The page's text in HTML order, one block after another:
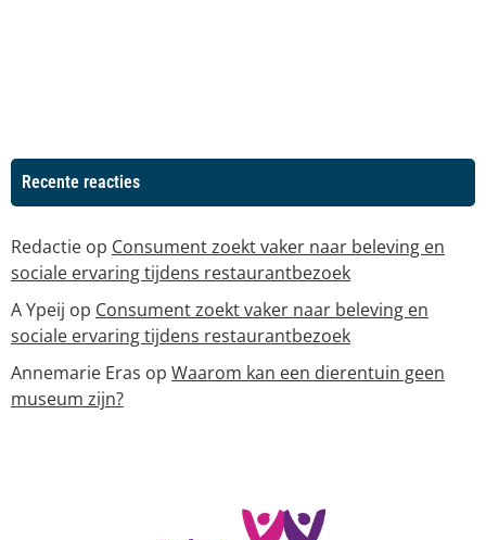
Recente reacties
Redactie op Consument zoekt vaker naar beleving en
sociale ervaring tijdens restaurantbezoek
A Ypeij op Consument zoekt vaker naar beleving en
sociale ervaring tijdens restaurantbezoek
Annemarie Eras op Waarom kan een dierentuin geen
museum zijn?